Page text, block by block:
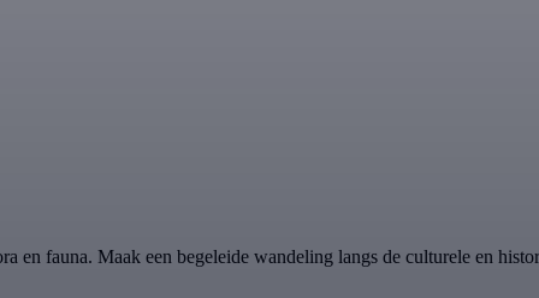
en fauna. Maak een begeleide wandeling langs de culturele en